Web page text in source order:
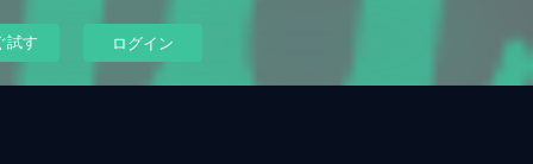
試す ログイン